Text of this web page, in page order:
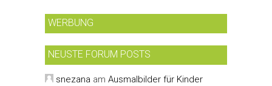
WERBUNG
NEUSTE FORUM POSTS
snezana am Ausmalbilder für Kinder